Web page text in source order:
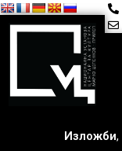
Изложби,